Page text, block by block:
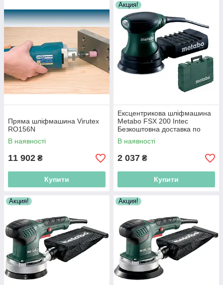
Пряма шліфмашина Virutex
RO156N
В наявності
11 902 ₴
Купити
Акция!
Ексцентрикова шліфмашина
Metabo FSX 200 Intec
Безкоштовна доставка по
Україні!
В наявності
2 037 ₴
Купити
Акция! Акция!